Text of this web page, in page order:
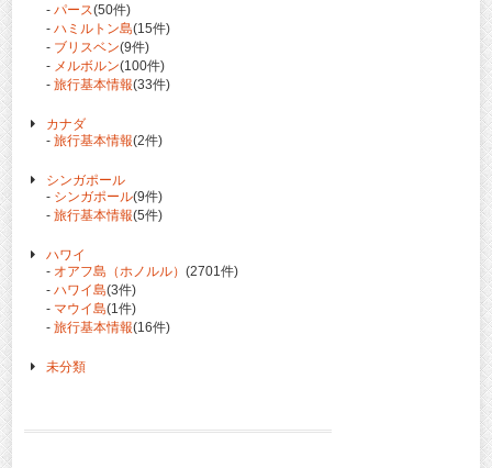
- パース(50件)
- ハミルトン島(15件)
- ブリスベン(9件)
- メルボルン(100件)
- 旅行基本情報(33件)
カナダ
- 旅行基本情報(2件)
シンガポール
- シンガポール(9件)
- 旅行基本情報(5件)
ハワイ
- オアフ島（ホノルル） (2701件)
- ハワイ島(3件)
- マウイ島(1件)
- 旅行基本情報(16件)
未分類